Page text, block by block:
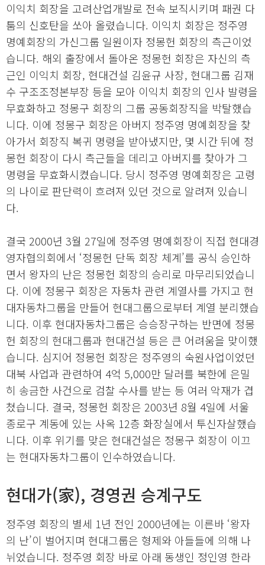
이익치 회장을 고려산업개발로 전속 보직시키며 패권 다
툼의 신호탄을 쏘아 올렸습니다. 이익치 회장은 정주영
명예회장의 가신그룹 일원이자 정몽헌 회장의 측근이었
습니다. 해외 출장에서 돌아온 정몽헌 회장은 자신의 측
근인 이익치 회장, 현대건설 김윤규 사장, 현대그룹 김재
수 구조조정본부장 등을 모아 이익치 회장의 인사 발령을
무효화하고 정몽구 회장의 그룹 공동회장직을 박탈했습
니다. 이에 정몽구 회장은 아버지 정주영 명예회장을 찾
아가서 회장직 복귀 명령을 받아냈지만, 몇 시간 뒤에 정
몽헌 회장이 다시 측근들을 데리고 아버지를 찾아가 그
명령을 무효화시켰습니다. 당시 정주영 명예회장은 고령
의 나이로 판단력이 흐려져 있던 것으로 알려져 있습니
다.
결국 2000년 3월 27일에 정주영 명예회장이 직접 현대경
영자협의회에서 ‘정몽헌 단독 회장 체계’를 공식 승인하
면서 왕자의 난은 정몽헌 회장의 승리로 마무리되었습니
다. 이에 정몽구 회장은 자동차 관련 계열사를 가지고 현
대자동차그룹을 만들어 현대그룹으로부터 계열 분리했습
니다. 이후 현대자동차그룹은 승승장구하는 반면에 정몽
헌 회장의 현대그룹과 현대건설 등은 큰 어려움을 맞이했
습니다. 심지어 정몽헌 회장은 정주영의 숙원사업이었던
대북 사업과 관련하여 4억 5,000만 달러를 북한에 은밀
히 송금한 사건으로 검찰 수사를 받는 등 여러 악재가 겹
쳤습니다. 결국, 정몽헌 회장은 2003년 8월 4일에 서울
종로구 계동에 있는 사옥 12층 화장실에서 투신자살했습
니다. 이후 위기를 맞은 현대건설은 정몽구 회장이 이끄
는 현대자동차그룹이 인수하였습니다.
현대가(家), 경영권 승계구도
정주영 회장의 별세 1년 전인 2000년에는 이른바 ‘왕자
의 난’이 벌어지며 현대그룹은 형제와 아들들에 의해 나
뉘었습니다. 정주영 회장 바로 아래 동생인 정인영 한라